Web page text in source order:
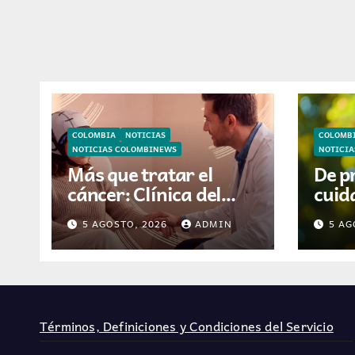
COLOMBIA
NOTICIAS
NOTICIAS COLOMBINEWS
Más que tratar el
cáncer: Clínica del
Country incorpora
tecnología que ayuda
a preservar el cabello
la quimioterapia
5 AGOSTO, 2026 ADMIN
De
5
Términos, Definiciones y Condiciones del Servicio